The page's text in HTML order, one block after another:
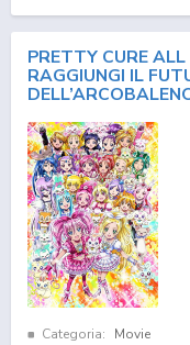
PRETTY CURE
RAGGIUNGI IL
Categoria:
Movie